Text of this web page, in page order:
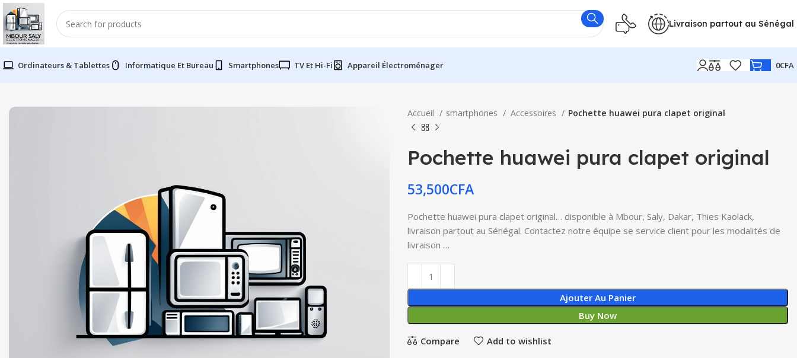
Livraison partout au Sénégal
Ordinateurs & Tablettes Informatique Et Bureau Smartphones TV Et Hi-Fi Appareil Électroménager 0CFA
Accueil smartphones Accessoires Pochette huawei pura clapet original
Pochette huawei pura clapet original
53,500CFA
Pochette huawei pura clapet original… disponible à Mbour, Saly, Dakar, Thies Kaolack,
livraison partout au Sénégal. Contactez notre équipe se service client pour les modalités de
livraison …
Ajouter Au Panier
Buy Now
Compare Add to wishlist